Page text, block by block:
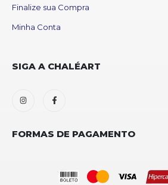
Finalize sua Compra
Minha Conta
SIGA A CHALÉART
FORMAS DE PAGAMENTO